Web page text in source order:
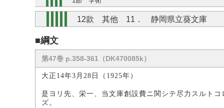
12款 其他 11． 静岡県立葵文庫
■綱文
第47巻 p.358-361（DK470085k）
大正14年3月28日（1925年）
是ヨリ先、栄一、当文庫創設費ニ関シテ尽力スルト
ズ。